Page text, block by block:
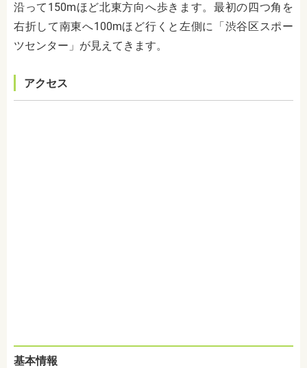
沿って 150mほど北東方向へ歩きます。最初の四つ角を
右折して南東へ100mほど行くと左側に「渋谷区スポー
ツセンター」が見えてきます。
アクセス
基本情報